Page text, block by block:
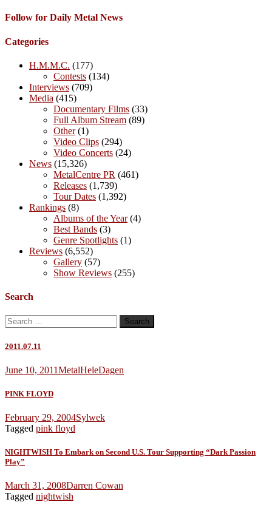
Follow for Daily Metal News
Categories
H.M.M.C. (177)
Contests (134)
Interviews (709)
Media (415)
Documentary Films (33)
Full Album Stream (89)
Other(1)
Video Clips (294)
Video Concerts (24)
News (15,326)
MetalCentre PR (461)
Releases (1,739)
Tour Dates (1,392)
Rankings (8)
Albums of the Year(4)
Best Bands (3)
Genre Spotlights (1)
Reviews (6,552)
Gallery (57)
Show Reviews (255)
Search
Search
for:
2011.07.11
June 10, 2011MetalHeleDagen
PINK FLOYD
February 29, 2004Sylwek
Tagged pink floyd
NIGHTWISH To Embark on Second U.S. Tour Supporting “Dark Passion
Play”
March 31, 2008Darren Cowan
Tagged nightwish